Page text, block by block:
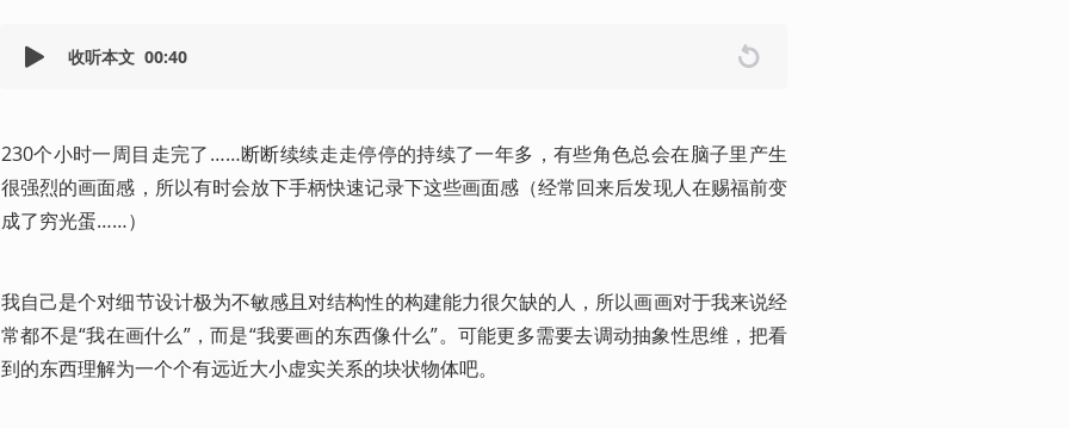
收听本文 00:40
230个小时一周目走完了……断断续续走走停停的持续了一年多，有些角色总会在脑子里产生
很强烈的画面感，所以有时会放下手柄快速记录下这些画面感（经常回来后发现人在赐福前变
成了穷光蛋……）
我自己是个对细节设计极为不敏感且对结构性的构建能力很欠缺的人，所以画画对于我来说经
常都不是“我在画什么”，而是“我要画的东西像什么”。可能更多需要去调动抽象性思维，把看
到的东西理解为一个个有远近大小虚实关系的块状物体吧。